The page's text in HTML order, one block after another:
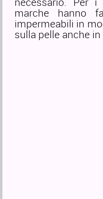
marche hanno
impermeabili in
sulla pelle anche in